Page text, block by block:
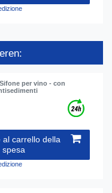
per vino - con
al carrello della
spesa